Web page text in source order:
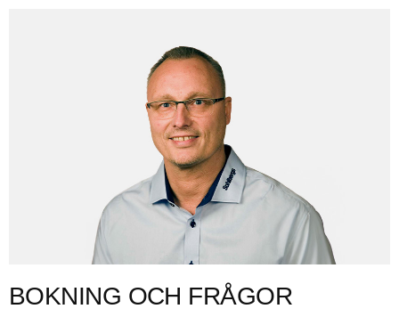
BOKNING OCH FRÅGOR